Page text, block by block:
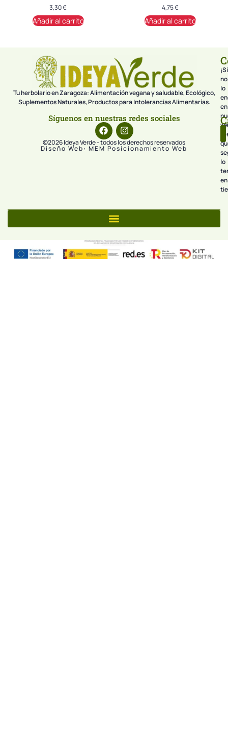
3,30€
Añadir al carrito
4,75€
Añadir al carrito
Tu herbolario en Zaragoza: Alimentación vegana y saludable, Ecológico,
Suplementos Naturales, Productos para Intolerancias Alimentarías.
Síguenos en nuestras redes sociales
©2026 Ideya Verde - todos los derechos reservados
Diseño Web: MEM Posicionamiento Web
¡Si
no
lo
en
lo
en